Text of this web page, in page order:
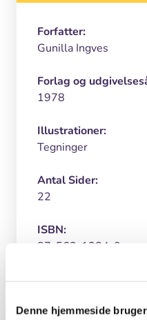
Denne hjemmeside
Forfatter:
Gunilla Ingves
Forlag og
1978
Illustrationer:
Tegninger
Antal Sider:
22
ISBN:
87-562-1384-0